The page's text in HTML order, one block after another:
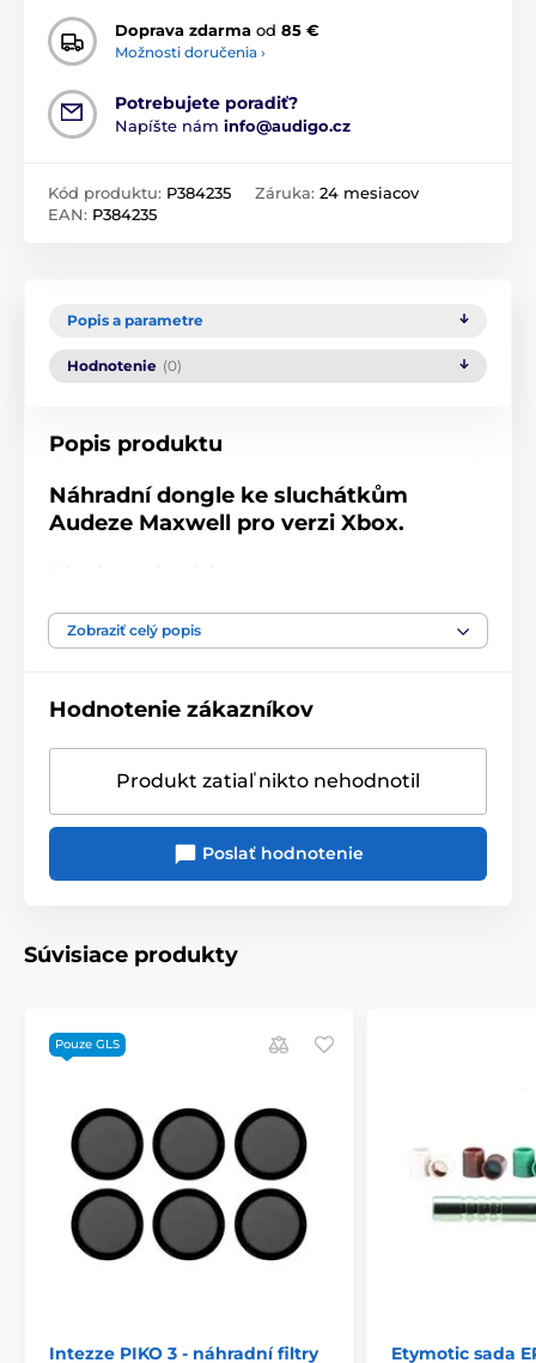
Doprava zdarma od 85 €
Možnosti doručenia ›
Potrebujete poradiť?
Napíšte nám info@audigo.cz
Kód produktu: P384235
EAN: P384235
Záruka: 24 mesiacov
Popis a parametre
Hodnotenie (0)
Popis produktu
Náhradní dongle ke sluchátkům
Audeze Maxwell pro verzi Xbox.
Nejprve si stáhněte a nainstalujte software Audeze
HQ pro Mac nebo Windows (beta verze 78 nebo vyšší)
(pokud je váš klíč již spárován s náhlavní soupravou,
budete muset náhlavní soupravu vypnout, než se
tlačítko zobrazí).
Po kliknutí na tlačítko Pair Dongle se zobrazí nová
výzva. Postupujte podle všech pokynů na obrazovce a
DŮLEŽITÉ UPOZORNĚNÍ: Pokud v současné době
Zobraziť celý popis
Hodnotenie zákazníkov
Produkt zatiaľ nikto nehodnotil
Poslať hodnotenie
Súvisiace produkty
Pouze GLS
Intezze PIKO 3 - náhradní filtry
Etymotic sada